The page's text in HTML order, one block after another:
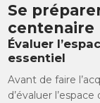
Se
centenaire
Évaluer
essentiel
Avant de faire
d’évaluer